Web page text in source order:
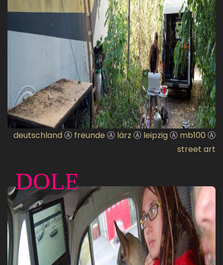
deutschlandⒶ freunde Ⓐ lärz Ⓐ leipzigⒶ mb100 Ⓐ
street art
DOLE